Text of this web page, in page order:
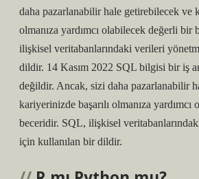
daha pazarlanabilir hale getirebilecek ve
olmanıza yardımcı olabilecek değerli bir
ilişkisel veritabanlarındaki verileri
dildir. 14 Kasım 2022 SQL bilgisi bir iş
değildir. Ancak, sizi daha pazarlanabilir
kariyerinizde başarılı olmanıza
beceridir. SQL, ilişkisel
için kullanılan bir dildir.